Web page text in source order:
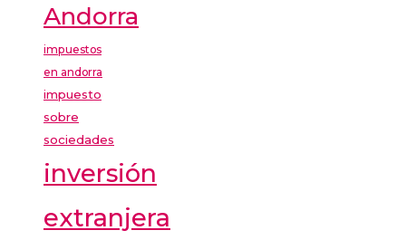
Andorra
impuestos
en andorra
impuesto
sobre
sociedades
inversión
extranjera